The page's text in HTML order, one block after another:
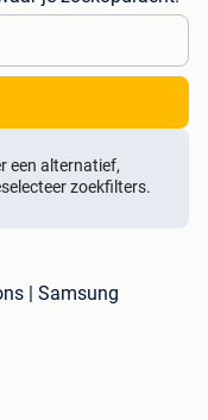
een alternatief,
zoekfilters.
| Samsung